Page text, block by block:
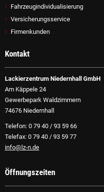
Fahrzeugindividualisierung
Versicherungsservice
Firmenkunden
Kontakt
Lackierzentrum Niedernhall GmbH
Am Käppele 24
Gewerbepark Waldzimmern
74676 Niedernhall
Telefon: 0 79 40 / 93 59 66
Telefax: 0 79 40 / 93 59 77
info@lz-n.de
Öffnungszeiten